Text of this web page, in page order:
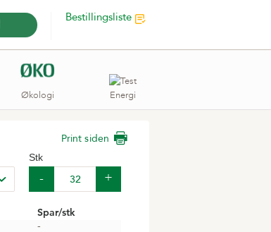
Bestillingsliste
Økologi Energi
Print siden
Stk
Spar/stk
-